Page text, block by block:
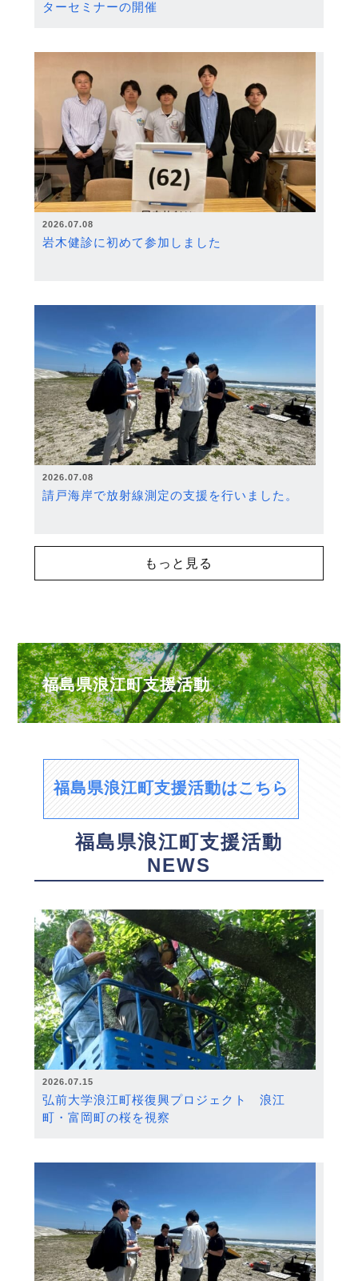
ターセミナーの開催
2026.07.08
岩木健診に初めて参加しました
2026.07.08
請戸海岸で放射線測定の支援を行いました。
もっと見る
福島県浪江町支援活動
福島県浪江町支援活動はこちら
福島県浪江町支援活動
NEWS
2026.07.15
弘前大学浪江町桜復興プロジェクト 浪江
町・富岡町の桜を視察